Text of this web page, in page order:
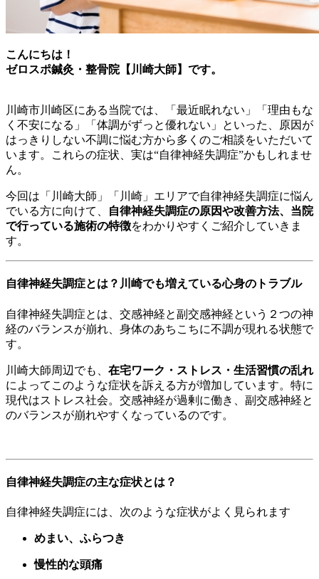
こんにちは！
ゼロスポ鍼灸・整骨院【川崎大師】です。
川崎市川崎区にある当院では、「最近眠れない」「理由もな
く不安になる」「体調がずっと優れない」といった、原因が
はっきりしない不調に悩む方から多くのご相談をいただいて
います。これらの症状、実は“自律神経失調症”かもしれませ
ん。
今回は「川崎大師」「川崎」エリアで自律神経失調症に悩ん
でいる方に向けて、
自律神経失調症の原因や改善方法、当院
で行っている施術の特徴をわかりやすくご紹介していきま
す。
自律神経失調症とは？川崎でも増えている心身のトラブル
自律神経失調症とは、交感神経と副交感神経という２つの神
経のバランスが崩れ、身体のあちこちに不調が現れる状態で
す。
川崎大師周辺でも、 在宅ワーク・ストレス・生活習慣の乱れ
によってこのような症状を訴える方が増加しています。特に
現代はストレス社会。交感神経が過剰に働き、副交感神経と
のバランスが崩れやすくなっているのです。
自律神経失調症の主な症状とは？
自律神経失調症には、次のような症状がよく見られます
めまい、ふらつき
慢性的な頭痛